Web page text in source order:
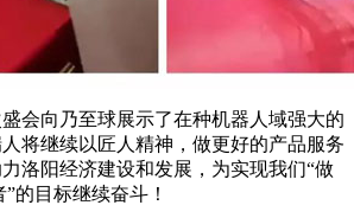
会向乃至球展示了在种机器人域强大的
将继续以匠人精神，做更好的产品服务
洛阳经济建设和发展，为实现我们“做
的目标继续奋斗！